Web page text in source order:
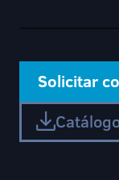
Solicitar